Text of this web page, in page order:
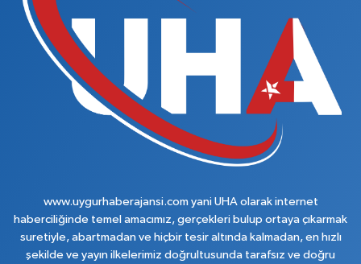
www.uygurhaberajansi.com yani UHA olarak internet
haberciliğinde temel amacımız, gerçekleri bulup ortaya çıkarmak
suretiyle, abartmadan ve hiçbir tesir altında kalmadan, en hızlı
şekilde ve yayın ilkelerimiz doğrultusunda tarafsız ve doğru